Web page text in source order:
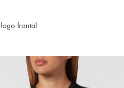
logo frontal